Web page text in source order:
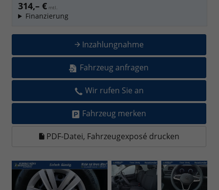
314,– € mtl.
Finanzierung
Inzahlungnahme
Fahrzeug anfragen
Wir rufen Sie an
Fahrzeug merken
PDF-Datei, Fahrzeugexposé drucken